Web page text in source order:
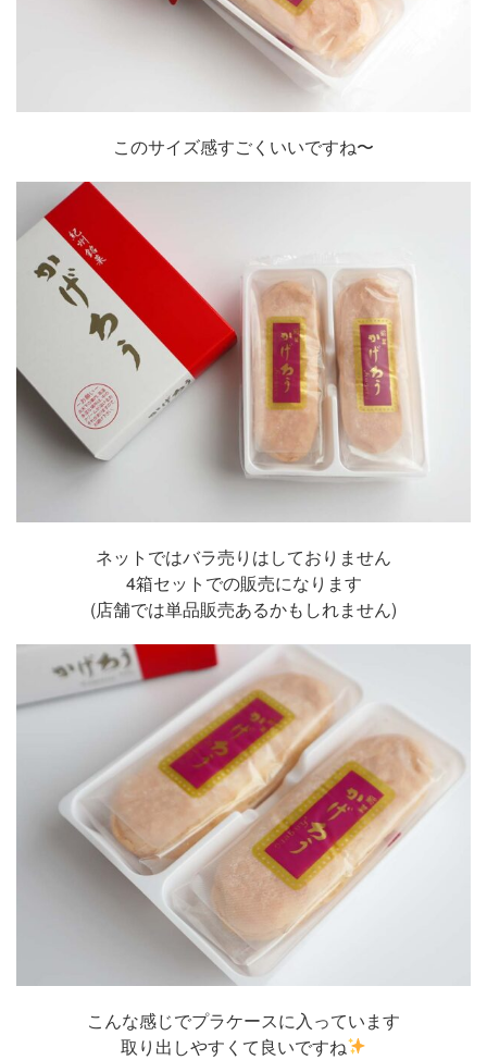
このサイズ感すごくいいですね〜
ネットではバラ売りはしておりません
4箱セットでの販売になります
(店舗では単品販売あるかもしれません)
こんな感じでプラケースに入っています
取り出しやすくて良いですね